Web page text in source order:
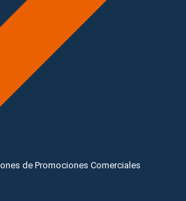
de Promociones Comerciales